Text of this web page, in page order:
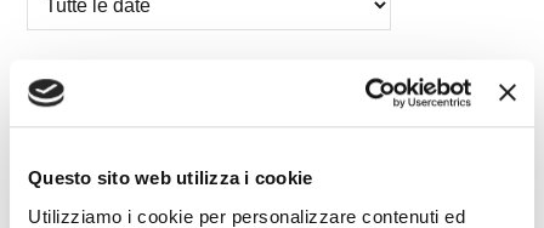
Questo sito web utilizza i cookie
Utilizziamo i cookie per personalizzare contenuti ed
MODALITÀ